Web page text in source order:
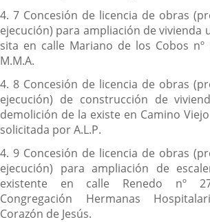
4. 7 Concesión de licencia de obras
ejecución) para ampliación de vivienda
sita en calle Mariano de los Cobos
M.M.A.
4. 8 Concesión de licencia de obras
ejecución) de construcción de
demolición de la existe en Camino
solicitada por A.L.P.
4. 9 Concesión de licencia de obras
ejecución) para ampliación de
existente en calle Renedo nº
Congregación Hermanas
Corazón de Jesús.